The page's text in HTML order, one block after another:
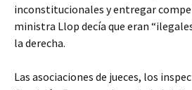
inconstitucionales y entregar
ministra Llop decía que eran
la derecha.
Las asociaciones de jueces, los